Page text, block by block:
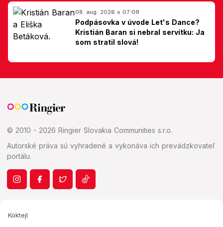
08. aug. 2026 o 07:09
Podpásovka v úvode Let's Dance?
Kristián Baran si nebral servítku: Ja
som stratil slová!
© 2010 - 2026 Ringier Slovakia Communities s.r.o.
Autorské práva sú vyhradené a vykonáva ich prevádzkovateľ
portálu.
Koktejl